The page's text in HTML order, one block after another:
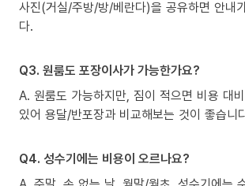
사진(거실/주방/방/베란다)을 공유하면 안내
다.
Q3. 원룸도 포장이사가 가능한가요?
A. 원룸도 가능하지만, 짐이 적으면 비용 대
있어 용달/반포장과 비교해보는 것이 좋습니
Q4. 성수기에는 비용이 오르나요?